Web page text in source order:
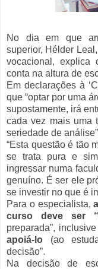
No dia em que
superior, Hélder
vocacional,
conta na altura de
Em declarações à
que “optar por uma
supostamente, irá
cada vez mais uma
seriedade de
“Esta questão é tão
se trata pura e
ingressar numa
genuíno. É ser ele
se investir no que é
Para o especialista,
curso deve ser
preparada”,
apoiá-lo
(ao
decisão”.
Na decisão de